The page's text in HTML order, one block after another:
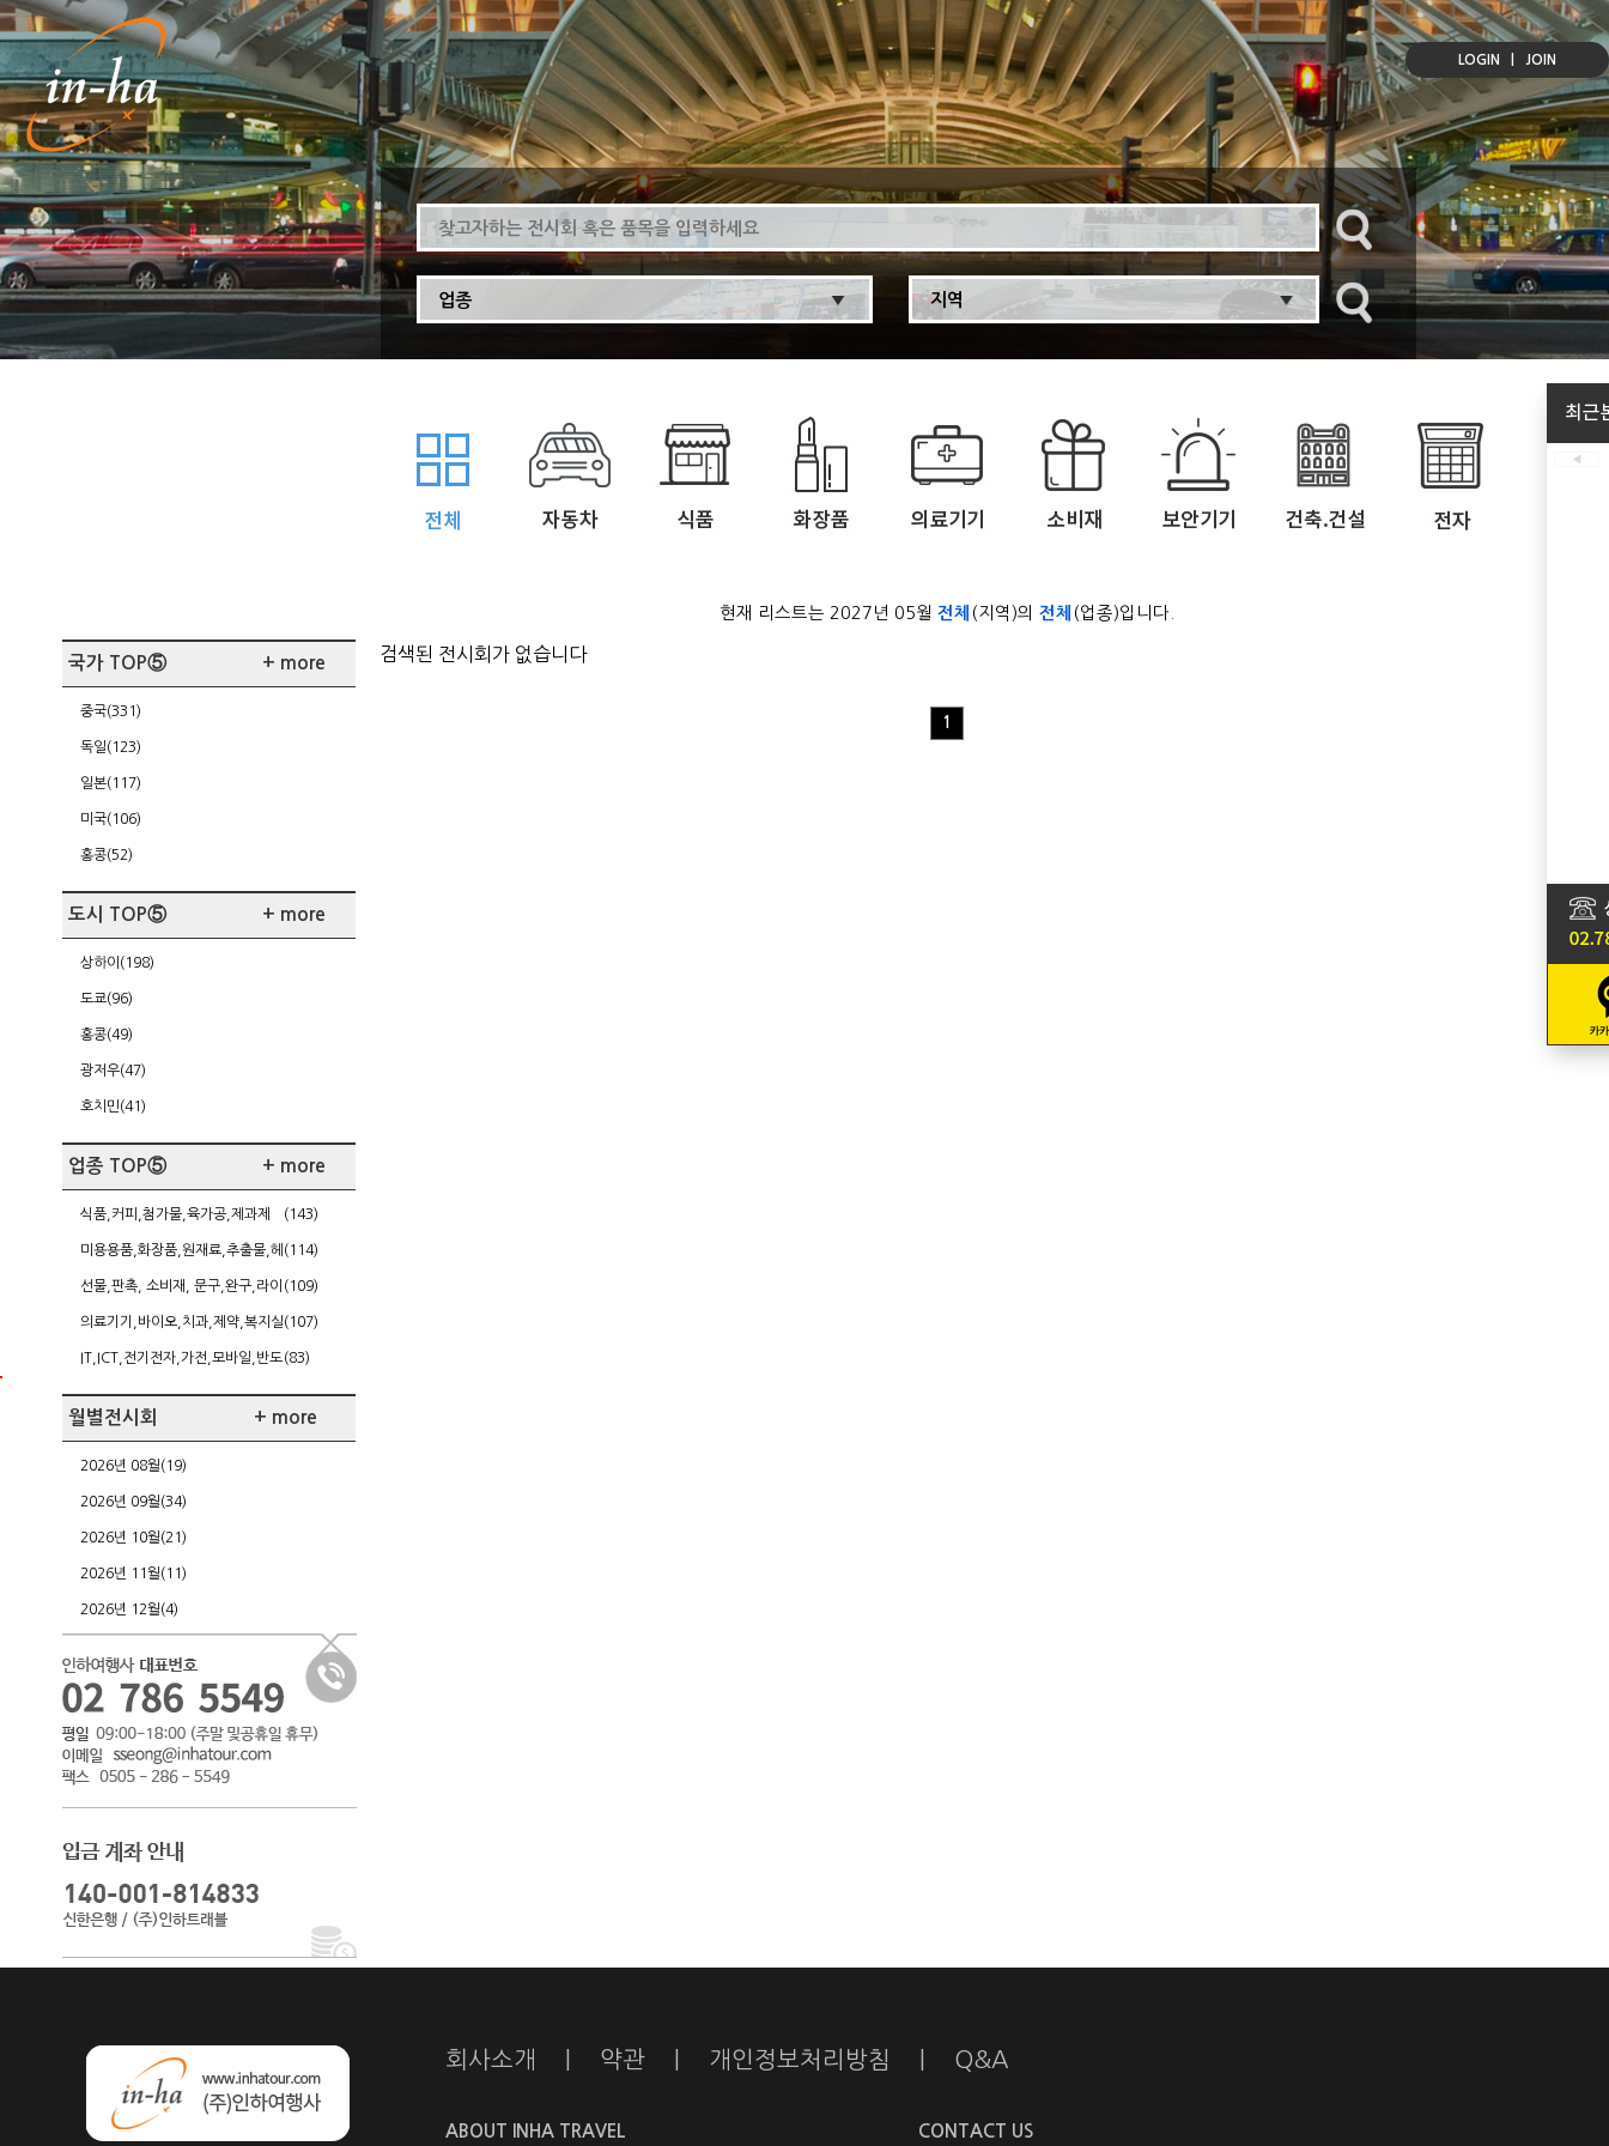
LOGIN JOIN
국가 TOP⑤ + more
중국(331)
독일(123)
일본(117)
미국(106)
홍콩(52)
도시 TOP⑤ + more
상하이(198)
도쿄(96)
홍콩(49)
광저우(47)
호치민(41)
업종 TOP⑤ + more
식품,커피,첨가물,육가공,제과제
(143)
미용용품,화장품,원재료,추출물,헤 (114)
선물,판촉, 소비재, 문구,완구,라이 (109)
의료기기,바이오,치과,제약,복지실(107)
IT,ICT,전기전자,가전,모바일,반도(83)
월별전시회 + more
2026년 08월(19)
2026년 09월(34)
2026년 10월(21)
2026년 11월(11)
2026년 12월(4)
현재 리스트는 2027년 05월 전체 (지역)의 전체 (업종)입니다.
검색된 전시회가 없습니다
회사소개 약관 개인정보처리방침 Q&A
ABOUT INHA TRAVEL CONTACT US